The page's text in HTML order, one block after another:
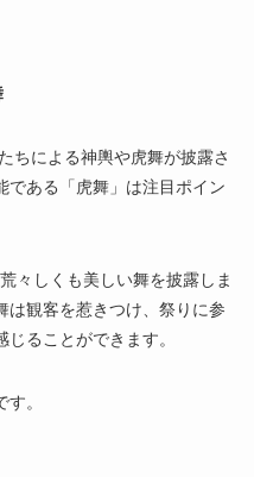
ちによる神輿や虎舞が披露さ
である「虎舞」は注目ポイン
々しくも美しい舞を披露しま
は観客を惹きつけ、祭りに参
ることができます。
。